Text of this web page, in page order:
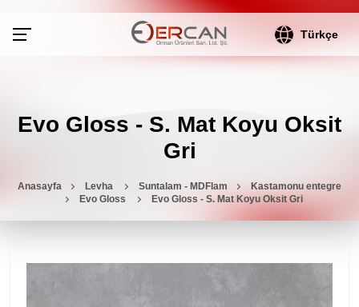
Türkçe
Evo Gloss - S. Mat Koyu Oksit
Gri
Anasayfa Levha Suntalam - MDFlam
Kastamonu entegre
Evo Gloss
Evo Gloss - S. Mat Koyu Oksit Gri